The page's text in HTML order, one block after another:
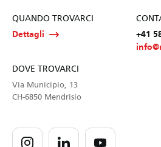
QUANDO TROVARCI
Dettagli
+41
DOVE TROVARCI
Via Municipio, 13
CH-6850 Mendrisio